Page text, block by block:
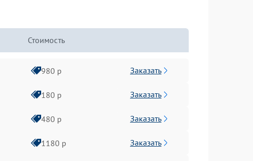
Стоимость
980 р Заказать
180 р Заказать
480 р Заказать
1180 р Заказать